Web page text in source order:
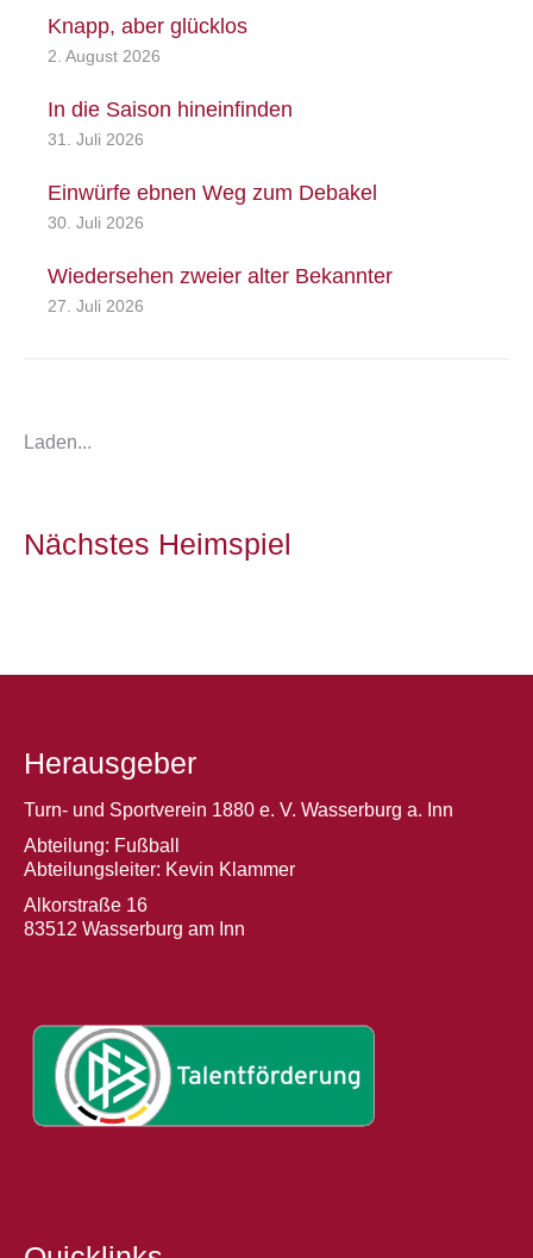
Knapp, aber glücklos
2. August 2026
In die Saison hineinfinden
31. Juli 2026
Einwürfe ebnen Weg zum Debakel
30. Juli 2026
Wiedersehen zweier alter Bekannter
27. Juli 2026
Laden...
Nächstes Heimspiel
Herausgeber
Turn- und Sportverein 1880 e. V. Wasserburg a. Inn
Abteilung: Fußball
Abteilungsleiter: Kevin Klammer
Alkorstraße 16
83512 Wasserburg am Inn